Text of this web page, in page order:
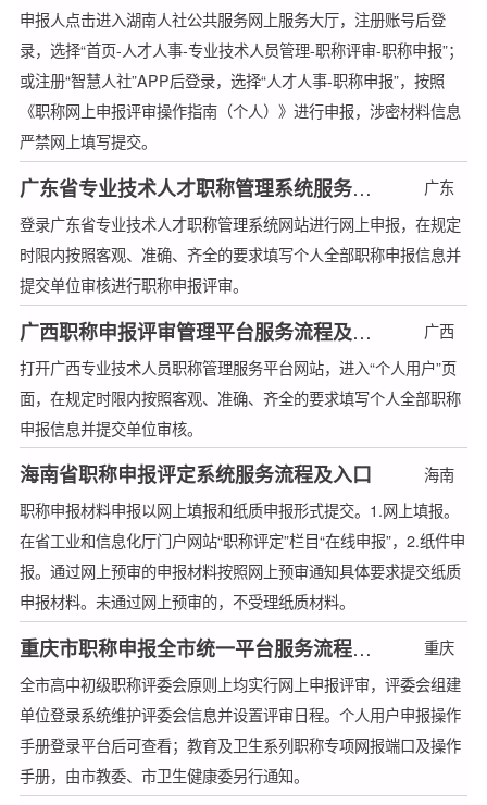
申报人点击进入湖南人社公共服务网上服务大厅，注册账号后登
录，选择“首页-人才人事-专业技术人员管理-职称评审-职称申报”；
或注册“智慧人社”APP后登录，选择“人才人事-职称申报”，按照
《职称网上申报评审操作指南（个人）》进行申报，涉密材料信息
严禁网上填写提交。
广东省专业技术人才职称管理系统服务流程及入口
广东
登录广东省专业技术人才职称管理系统网站进行网上申报，在规定
时限内按照客观、准确、齐全的要求填写个人全部职称申报信息并
提交单位审核进行职称申报评审。
广西职称申报评审管理平台服务流程及入口
广西
打开广西专业技术人员职称管理服务平台网站，进入“个人用户”页
面，在规定时限内按照客观、准确、齐全的要求填写个人全部职称
申报信息并提交单位审核。
海南省职称申报评定系统服务流程及入口
海南
职称申报材料申报以网上填报和纸质申报形式提交。1.网上填报。
在省工业和信息化厅门户网站“职称评定”栏目“在线申报”，2.纸件申
报。通过网上预审的申报材料按照网上预审通知具体要求提交纸质
申报材料。未通过网上预审的，不受理纸质材料。
重庆市职称申报全市统一平台服务流程及入口
重庆
全市高中初级职称评委会原则上均实行网上申报评审，评委会组建
单位登录系统维护评委会信息并设置评审日程。个人用户申报操作
手册登录平台后可查看；教育及卫生系列职称专项网报端口及操作
手册，由市教委、市卫生健康委另行通知。